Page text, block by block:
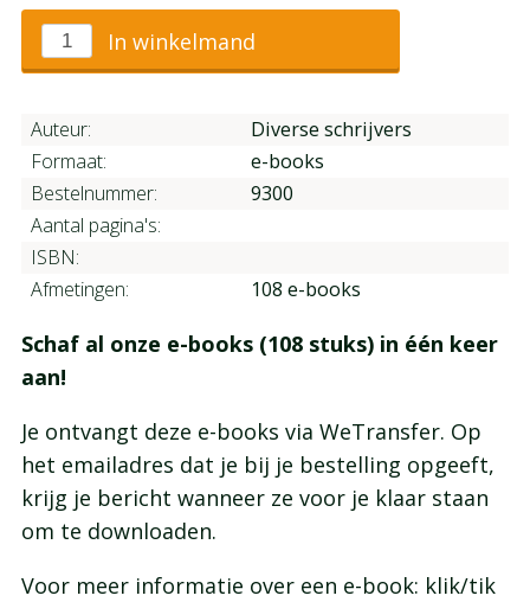
In winkelmand
Auteur:
Diverse schrijvers
Formaat:
e-books
Bestelnummer:
9300
Aantal pagina's:
ISBN:
Afmetingen:
108 e-books
Schaf al onze e-books (108 stuks) in één keer
aan!
Je ontvangt deze e-books via WeTransfer. Op
het emailadres dat je bij je bestelling opgeeft,
krijg je bericht wanneer ze voor je klaar staan
om te downloaden.
Voor meer informatie over een e-book: klik/tik